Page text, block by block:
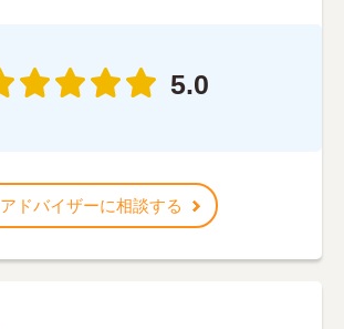
5.0
アドバイザーに相談する